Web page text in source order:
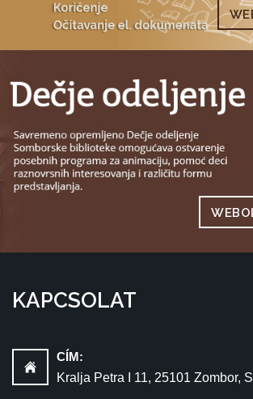
KAPCSOLAT
CÍM:
Kralja Petra I 11, 25101 Zombor,